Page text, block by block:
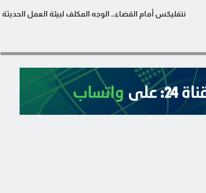
نتفليكس أمام القضاء.. الوجه المكلف لبيئة العمل الحديثة